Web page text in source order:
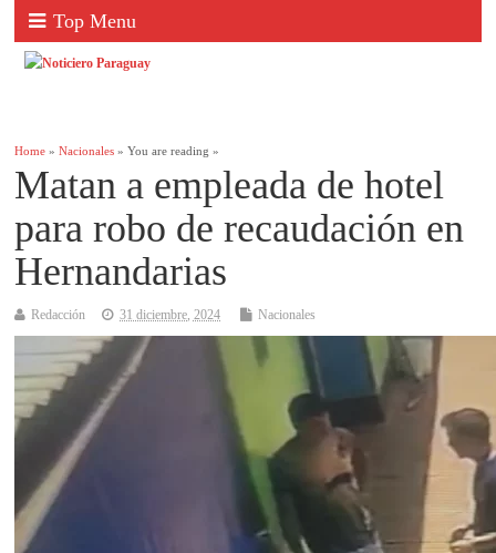
Top Menu
Home »Nacionales » You are reading »
Matan a empleada de hotel
para robo de recaudación en
Hernandarias
Redacción 31 diciembre, 2024 Nacionales